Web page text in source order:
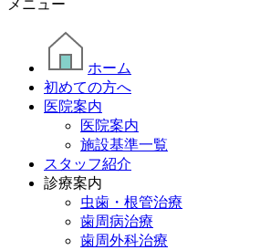
メニュー
ホーム
初めての方へ
医院案内
医院案内
施設基準一覧
スタッフ紹介
診療案内
虫歯・根管治療
歯周病治療
歯周外科治療